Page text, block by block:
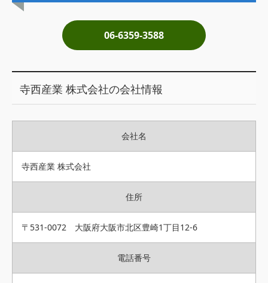
土地売却
税金について
運営会社
掲載受付窓口はこちら
06-6359-3588
寺西産業 株式会社の会社情報
会社名
寺西産業 株式会社
住所
〒531-0072 大阪府大阪市北区豊崎1丁目12-6
電話番号